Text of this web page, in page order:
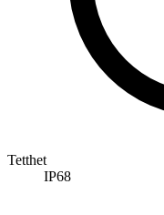
Tetthet
IP68